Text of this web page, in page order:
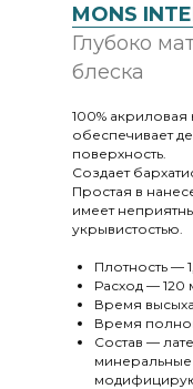
MONS
Глубоко
блеска
100%
обеспечивает
поверхность.
Создает
Простая в
имеет
укрывистостью.
Плотность —
Расход — 120
Время
Время
Состав —
минеральные